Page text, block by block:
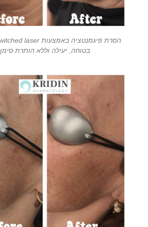
בטוחה, יעילה וללא הותרת סימן